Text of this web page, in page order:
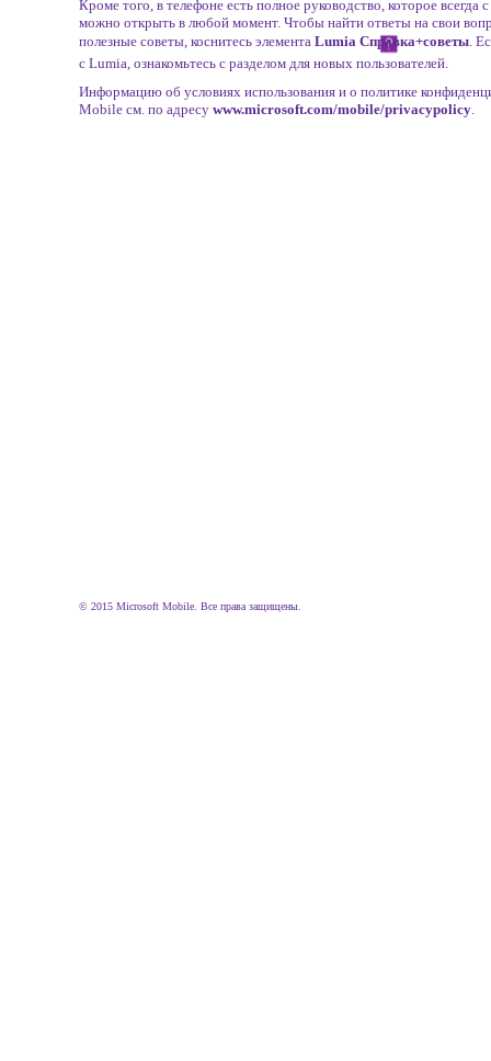
Кроме того, в телефоне есть полное руководство, которое всегда
можно открыть в любой момент. Чтобы найти ответы на свои
полезные советы, коснитесь элемента Lumia Справка+советы.
с Lumia, ознакомьтесь с разделом для новых пользователей.
Информацию об условиях использования и о политике
Mobile см. по адресу www.microsoft.com/mobile/privacypolicy.
© 2015 Microsoft Mobile. Все права защищены.